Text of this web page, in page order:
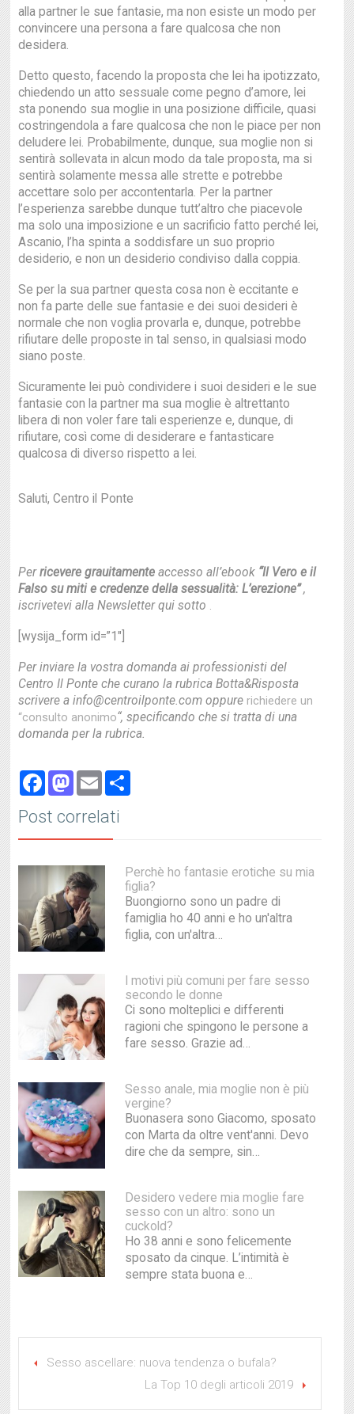
alla partner le sue fantasie, ma non esiste un modo per
convincere una persona a fare qualcosa che non
desidera.
Detto questo, facendo la proposta che lei ha ipotizzato,
chiedendo un atto sessuale come pegno d’amore, lei
sta ponendo sua moglie in una posizione difficile, quasi
costringendola a fare qualcosa che non le piace per non
deludere lei. Probabilmente, dunque, sua moglie non si
sentirà sollevata in alcun modo da tale proposta, ma si
sentirà solamente messa alle strette e potrebbe
accettare solo per accontentarla. Per la partner
l’esperienza sarebbe dunque tutt’altro che piacevole
ma solo una imposizione e un sacrificio fatto perché lei,
Ascanio, l’ha spinta a soddisfare un suo proprio
desiderio, e non un desiderio condiviso dalla coppia.
Se per la sua partner questa cosa non è eccitante e
non fa parte delle sue fantasie e dei suoi desideri è
normale che non voglia provarla e, dunque, potrebbe
rifiutare delle proposte in tal senso, in qualsiasi modo
siano poste.
Sicuramente lei può condividere i suoi desideri e le sue
fantasie con la partner ma sua moglie è altrettanto
libera di non voler fare tali esperienze e, dunque, di
rifiutare, così come di desiderare e fantasticare
qualcosa di diverso rispetto a lei.
Saluti, Centro il Ponte
Perricevere grauitamenteaccesso all’ebook “Il Vero e il
Falso su miti e credenze della sessualità: L’erezione”,
iscrivetevi alla Newsletter qui sotto .
[wysija_form id=”1″]
Per inviare la vostra domanda ai professionisti del
Centro Il Ponte che curano la rubrica Botta&Risposta
scrivere a info@centroilponte.com oppure richiedere un
“consulto anonimo“, specificando che si tratta di una
domanda per la rubrica.
Facebook
Mastodon
Email
Post correlati
Perchè ho fantasie erotiche su mia
figlia?
Buongiorno sono un padre di
famiglia ho 40 anni e ho un'altra
figlia, con un'altra…
I motivi più comuni per fare sesso
secondo le donne
Ci sono molteplici e differenti
ragioni che spingono le persone a
fare sesso. Grazie ad…
Sesso anale, mia moglie non è più
vergine?
Buonasera sono Giacomo, sposato
con Marta da oltre vent'anni. Devo
dire che da sempre, sin…
Desidero vedere mia moglie fare
sesso con un altro: sono un
cuckold?
Ho 38 anni e sono felicemente
sposato da cinque. L’intimità è
sempre stata buona e…
Sesso ascellare: nuova tendenza o bufala?
La Top 10 degli articoli 2019